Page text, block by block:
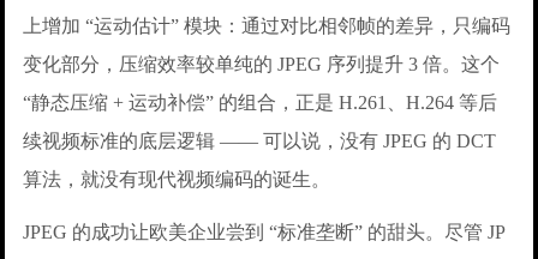
上增加 “运动估计” 模块：通过对比相邻帧的差异，只编码
变化部分，压缩效率较单纯的 JPEG 序列提升 3 倍。这个
“静态压缩 + 运动补偿” 的组合，正是 H.261、H.264 等后
续视频标准的底层逻辑 —— 可以说，没有 JPEG 的 DCT
算法，就没有现代视频编码的诞生。
JPEG 的成功让欧美企业尝到 “标准垄断” 的甜头。尽管 JP